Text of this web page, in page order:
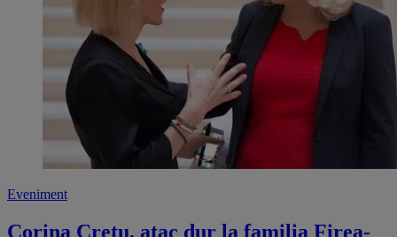
Eveniment
Corina Crețu, atac dur la familia Firea-